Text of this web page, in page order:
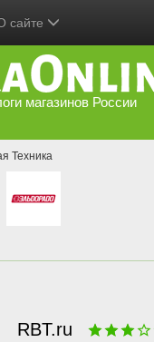
сайте
магазинов России
Техника
RBT.ru